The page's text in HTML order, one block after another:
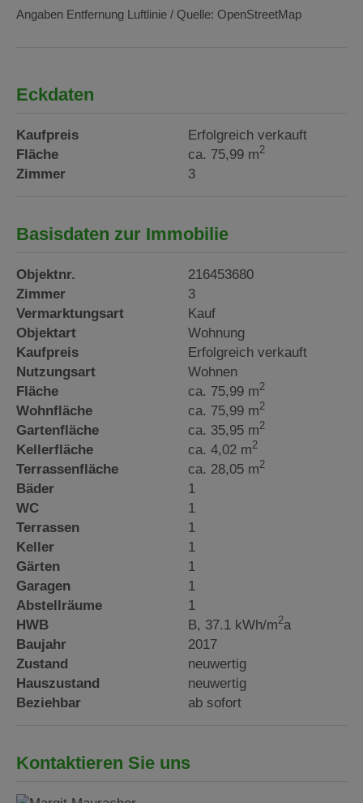
Angaben Entfernung Luftlinie / Quelle: OpenStreetMap
Eckdaten
Kaufpreis
Erfolgreich verkauft
Fläche
ca. 75,99 m2
Zimmer 3
Basisdaten zur Immobilie
Objektnr.
216453680
Zimmer
3
Vermarktungsart
Kauf
Objektart
Wohnung
Kaufpreis
Erfolgreich verkauft
Nutzungsart
Wohnen
Fläche
ca. 75,99 m2
Wohnfläche ca. 75,99 m2
Gartenfläche ca. 35,95 m2
Kellerfläche ca. 4,02 m2
Terrassenfläche ca. 28,05 m2
Bäder
1
WC
1
Terrassen
1
Keller
1
Gärten
1
Garagen
1
Abstellräume
1
HWB
B, 37.1 kWh/m2a
Baujahr
2017
Zustand
neuwertig
Hauszustand
neuwertig
Beziehbar
ab sofort
Kontaktieren Sie uns